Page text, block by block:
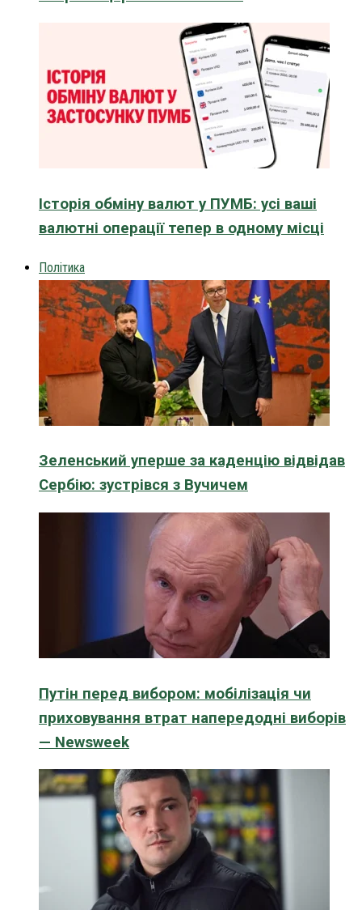
Історія обміну валют у ПУМБ: усі ваші
валютні операції тепер в одному місці
Політика
Зеленський уперше за каденцію відвідав
Сербію: зустрівся з Вучичем
Путін перед вибором: мобілізація чи
приховування втрат напередодні виборів
— Newsweek